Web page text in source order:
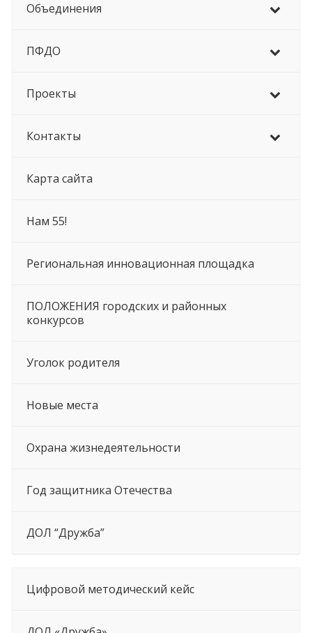
Объединения
ПФДО
Проекты
Контакты
Карта сайта
Нам 55!
Региональная инновационная площадка
ПОЛОЖЕНИЯ городских и районных
конкурсов
Уголок родителя
Новые места
Охрана жизнедеятельности
Год защитника Отечества
ДОЛ “Дружба”
Цифровой методический кейс